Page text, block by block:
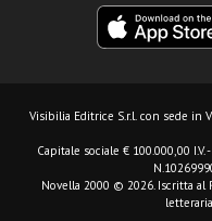
Visibilia Editrice S.r.l. con sede in
Capitale sociale € 100.000,00 I.V.
Novella 2000 © 2026. Iscritta